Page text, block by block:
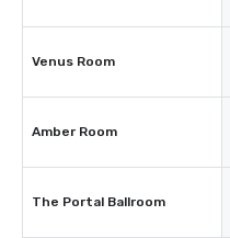
Venus Room
Amber Room
The Portal Ballroom